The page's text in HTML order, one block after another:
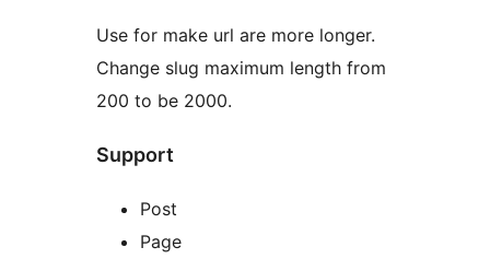
Use for make url are more longer.
Change slug maximum length from
200 to be 2000.
Support
Post
Page